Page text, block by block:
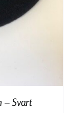
– Svart